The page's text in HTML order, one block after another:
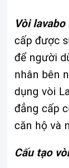
Vòi
cấp được
để người
nhân bên
dụng vòi
đẳng cấp
căn hộ và
Cấu tạo